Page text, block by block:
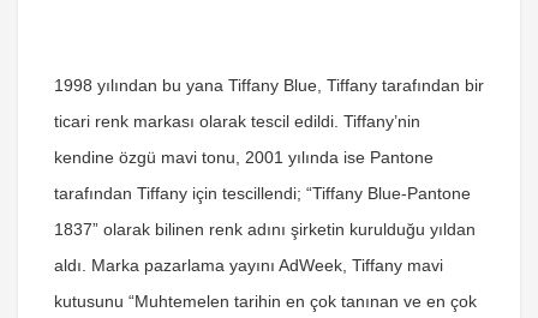
1998 yılından bu yana Tiffany Blue, Tiffany tarafından bir
ticari renk markası olarak tescil edildi. Tiffany’nin
kendine özgü mavi tonu, 2001 yılında ise Pantone
tarafından Tiffany için tescillendi; “Tiffany Blue-Pantone
1837” olarak bilinen renk adını şirketin kurulduğu yıldan
aldı. Marka pazarlama yayını AdWeek, Tiffany mavi
kutusunu “Muhtemelen tarihin en çok tanınan ve en çok